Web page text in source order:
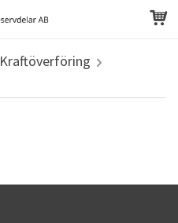
Kraftöverföring